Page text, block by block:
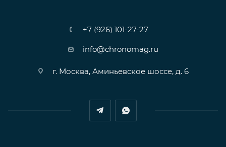
+7 (926) 101-27-27
info@chronomag.ru
г. Москва, Аминьевское шоссе, д. 6